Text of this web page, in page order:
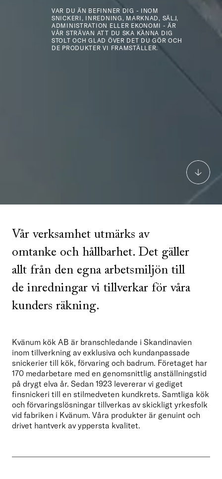
VAR DU ÄN BEFINNER DIG - INOM
SNICKERI, INREDNING, MARKNAD, SÄLJ,
ADMINISTRATION ELLER EKONOMI - ÄR
VÅR STRÄVAN ATT DU SKA KÄNNA DIG
STOLT OCH GLAD ÖVER DET DU GÖR OCH
DE PRODUKTER VI FRAMSTÄLLER.
Vår verksamhet utmärks av
omtanke och hållbarhet. Det gäller
allt från den egna arbetsmiljön till
de inredningar vi tillverkar för våra
kunders räkning.
Kvänum kök AB är branschledande i Skandinavien
inom tillverkning av exklusiva och kundanpassade
snickerier till kök, förvaring och badrum. Företaget har
170 medarbetare med en genomsnittlig anställningstid
på drygt elva år. Sedan 1923 levererar vi gediget
finsnickeri till en stilmedveten kundkrets. Samtliga kök
och förvaringslösningar tillverkas av skickligt yrkesfolk
vid fabriken i Kvänum. Våra produkter är genuint och